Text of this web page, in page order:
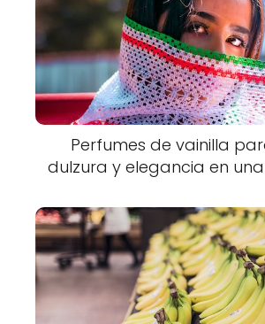
Perfumes de vainilla
dulzura y elegancia en